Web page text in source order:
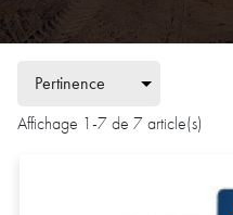
Affichage 1-7 de 7 article(s)